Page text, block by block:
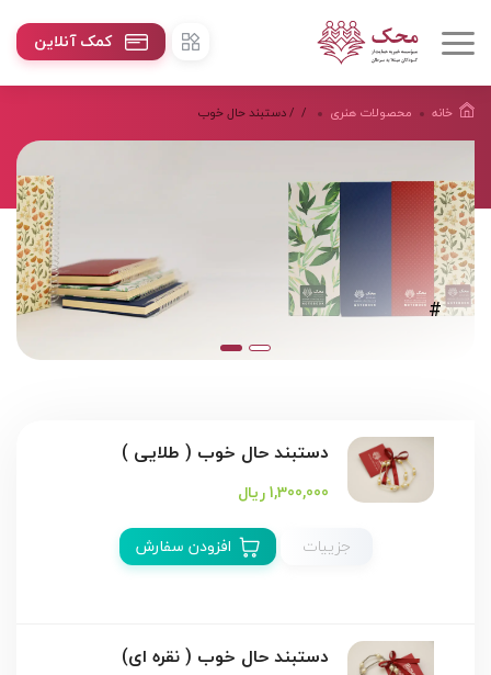
کمک آنلاین
خانه / محصولات هنرى / دستبند حال خوب
#
دستبند حال خوب ( طلایی )
1,300,000 ریال
جزییات
افزودن سفارش
دستبند حال خوب ( نقره ای)